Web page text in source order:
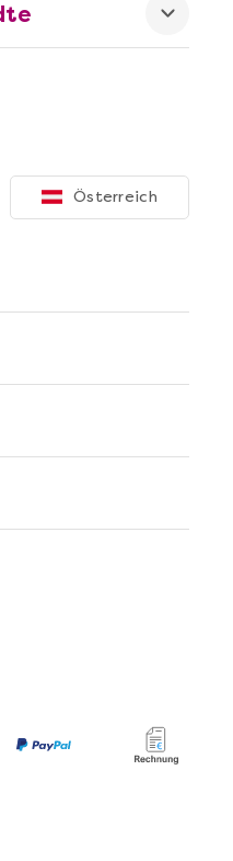
- DIY-Set
Mehr anzeigen
Österreich